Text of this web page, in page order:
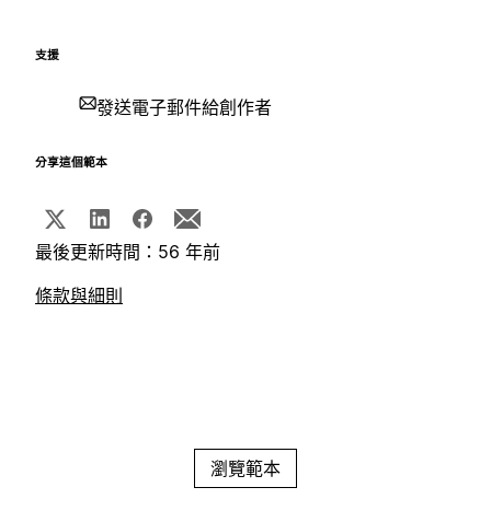
支援
發送電子郵件給創作者
分享這個範本
最後更新時間：56 年前
條款與細則
瀏覽範本